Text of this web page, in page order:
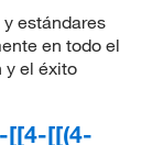
estándares
en todo el
y el éxito
[[4-[[(4-